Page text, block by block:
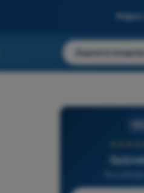
Prijavi
Započni